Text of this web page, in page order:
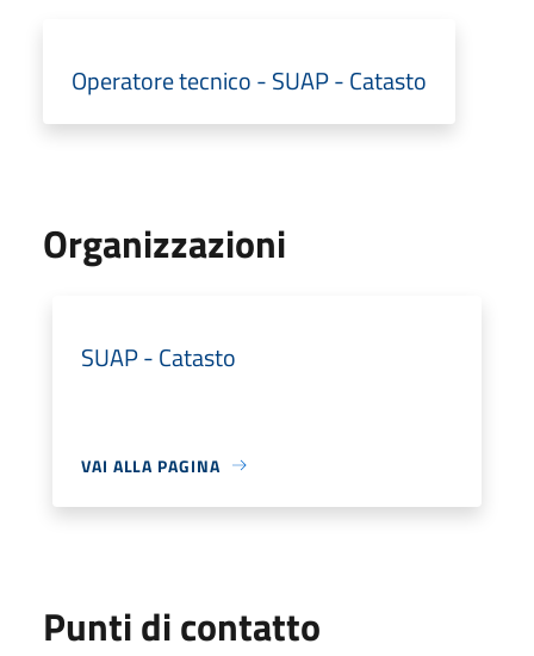
Operatore tecnico - SUAP - Catasto
Organizzazioni
SUAP - Catasto
VAI ALLA PAGINA
Punti di contatto